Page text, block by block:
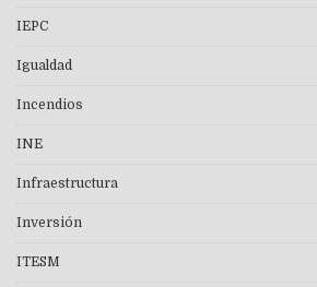
IEPC
Igualdad
Incendios
INE
Infraestructura
Inversión
ITESM